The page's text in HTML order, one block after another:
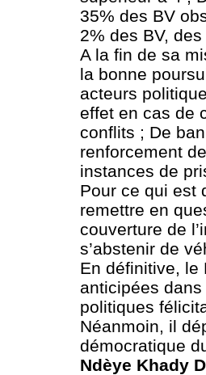
35% des BV
2% des BV,
A la fin de sa
la bonne
acteurs
effet en cas de
conflits ; De
renforcement
instances de
Pour ce qui est
remettre en
couverture de
s’abstenir de
En définitive, le
anticipées
politiques
Néanmoin, il
démocratique
Ndèye Khady